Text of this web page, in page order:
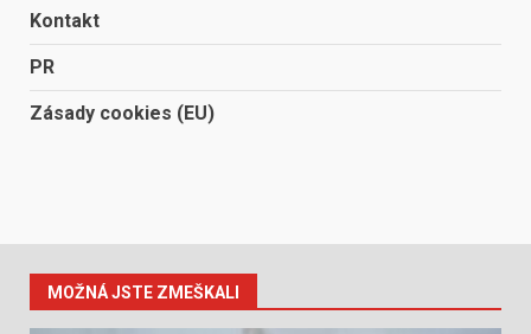
Kontakt
PR
Zásady cookies (EU)
MOŽNÁ JSTE ZMEŠKALI